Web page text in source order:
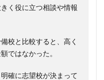
く役に立つ相談や情報
校と比較すると、高く
ではなかった。
確に志望校が決まって